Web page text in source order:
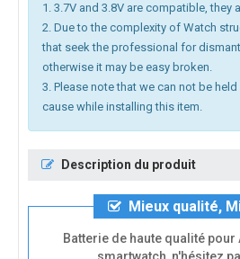
1. 3.7V and 3.8V are compatible, they
2. Due to the complexity of Watch
that seek the professional for
otherwise it may be easy broken.
3. Please note that we can not be
cause while installing this item.
Description du produit
Mieux qualité,
Batterie de haute qualité pour